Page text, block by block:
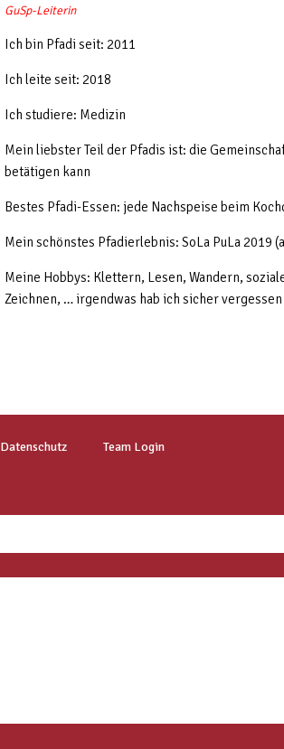
GuSp-Leiterin
Ich bin Pfadi seit: 2011
Ich leite seit: 2018
Ich studiere: Medizin
Mein liebster Teil der Pfadis ist: die
betätigen kann
Bestes Pfadi-Essen: jede Nachspeise beim
Mein schönstes Pfadierlebnis: SoLa PuLa 2019
Meine Hobbys: Klettern, Lesen, Wandern,
Zeichnen, … irgendwas hab ich sicher vergessen
Datenschutz Team Login